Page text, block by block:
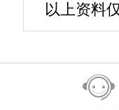
以上资料